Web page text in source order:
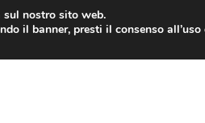
nostro sito web.
il banner, presti il consenso